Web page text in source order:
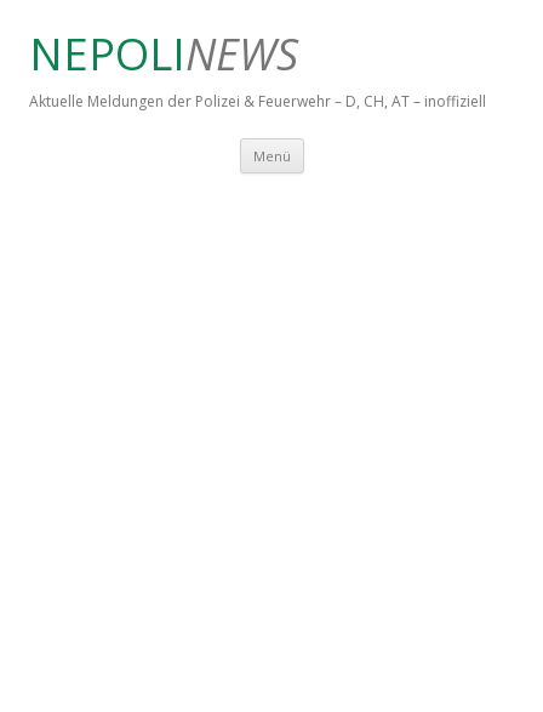
NEPOLINEWS
Aktuelle Meldungen der Polizei & Feuerwehr – D, CH, AT – inoffiziell
Menü Springe zum Inhalt